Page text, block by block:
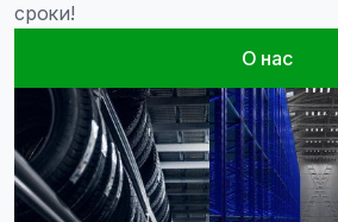
сроки!
О нас